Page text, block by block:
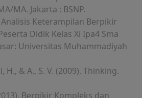
MA. Jakarta : BSNP.
Keterampilan Berpikir
Didik Kelas Xi Ipa4 Sma
Universitas Muhammadiyah
H., & A., S. V. (2009). Thinking.
Berpikir Kompleks dan